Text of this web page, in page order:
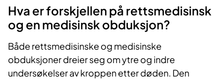
​Hva er forskjellen på rettsmedisinsk
og en medisinsk obduksjon?
Både rettsmedisinske og medisinske
obduksjoner dreier seg om ytre og indre
undersøkelser av kroppen etter døden. Den